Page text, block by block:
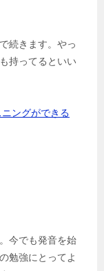
続きます。やっ
持ってるといい
ングができる
今でも発音を始
勉強にとってよ